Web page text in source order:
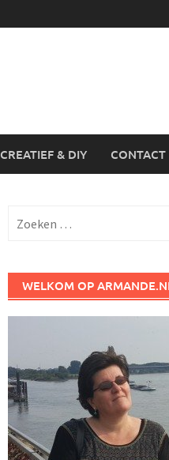
CREATIEF & DIY CONTACT
naar:
WELKOM OP